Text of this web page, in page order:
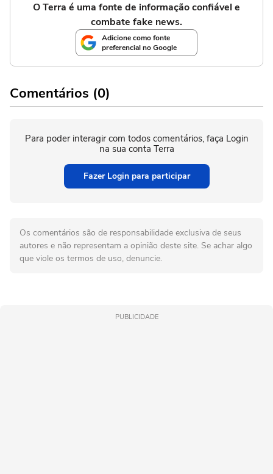
O Terra é uma fonte de informação confiável e
combate fake news.
Adicione como fonte
preferencial no Google
Comentários (0)
Para poder interagir com todos comentários, faça Login
na sua conta Terra
Fazer Login para participar
Os comentários são de responsabilidade exclusiva de seus
autores e não representam a opinião deste site. Se achar algo
que viole os termos de uso, denuncie.
PUBLICIDADE